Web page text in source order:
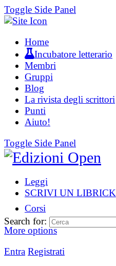
Toggle Side Panel
Home
Incubatore letterario
Membri
Gruppi
Blog
La rivista degli scrittori
Punti
Aiuto!
Toggle Side Panel
Leggi
SCRIVI UN LIBRICK
Corsi
More options
Entra Registrati
Search for: